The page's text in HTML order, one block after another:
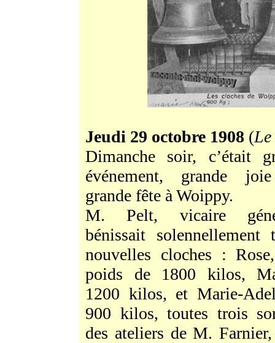
Jeudi 29 octobre 1908 (
Dimanche soir, c’était
événement, grande
grande fête à Woippy.
M. Pelt, vicaire
bénissait solennellement
nouvelles cloches :
poids de 1800 kilos,
1200 kilos, et Marie-
900 kilos, toutes trois
des ateliers de M.